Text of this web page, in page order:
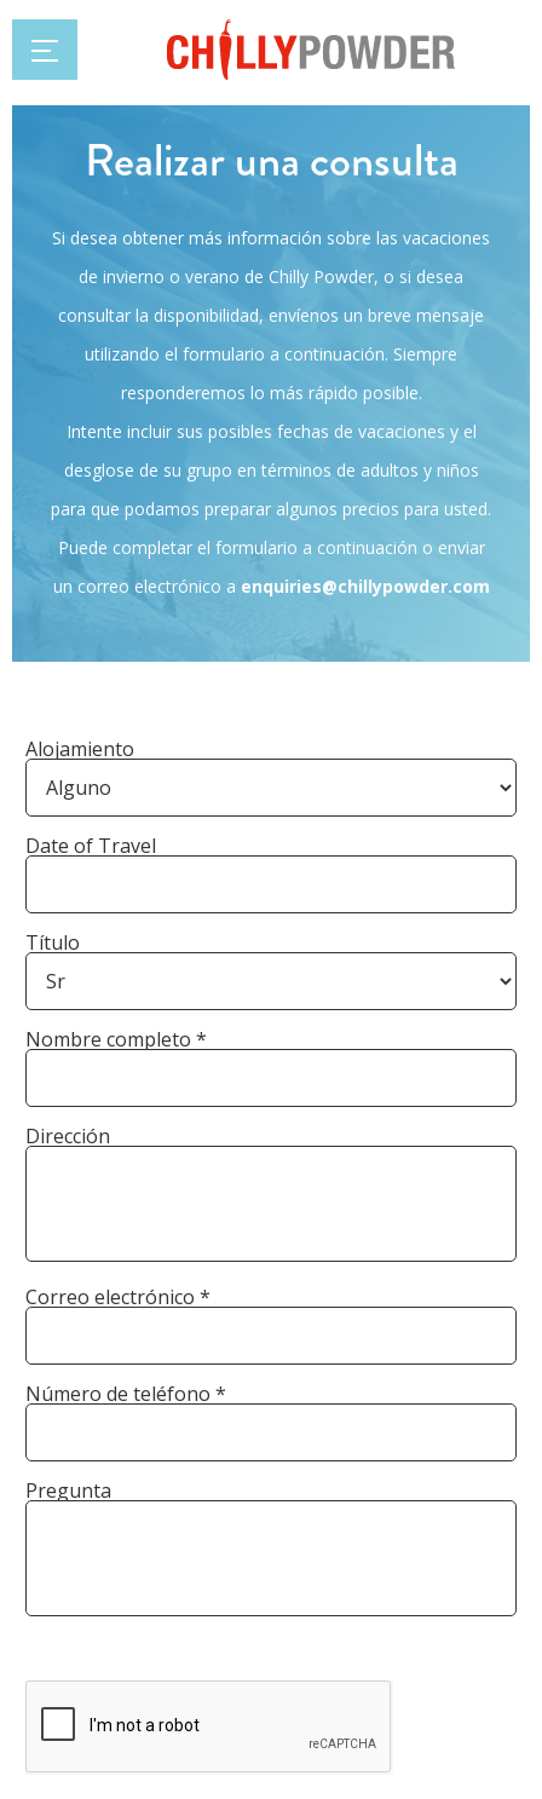
Realizar una consulta
Si desea obtener más información sobre las vacaciones
de invierno o verano de Chilly Powder, o si desea
consultar la disponibilidad, envíenos un breve mensaje
utilizando el formulario a continuación. Siempre
responderemos lo más rápido posible.
Intente incluir sus posibles fechas de vacaciones y el
desglose de su grupo en términos de adultos y niños
para que podamos preparar algunos precios para usted.
Puede completar el formulario a continuación o enviar
un correo electrónico a enquiries@chillypowder.com
Alojamiento
Date of Travel
Título
Nombre completo *
Dirección
Correo electrónico *
Número de teléfono *
Pregunta